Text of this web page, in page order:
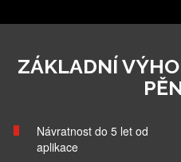
ZÁKLADNÍ
Návratnost do 5 let od
aplikace